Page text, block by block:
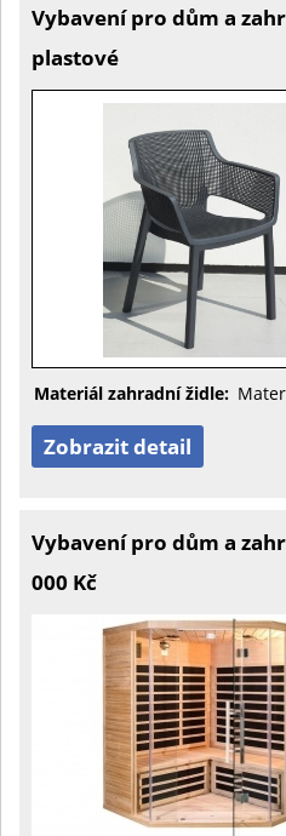
Vybavení pro dům a
plastové
Materiál zahradní židle:
Zobrazit detail
Vybavení pro dům a
000 Kč